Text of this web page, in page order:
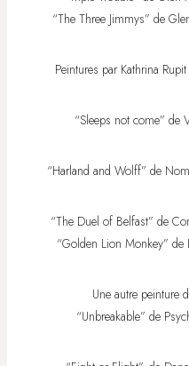
“The Three Jimmys” de
Peintures par Kathrina
“Sleeps not come” de
“Harland and Wolff” de
“The Duel of Belfast” de
“Golden Lion Monkey” de
Une autre peinture
“Unbreakable” de